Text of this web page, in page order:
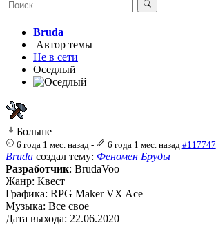
Bruda
Автор темы
Не в сети
Оседлый
Больше
6 года 1 мес. назад - 6 года 1 мес. назад #117747
Bruda создал тему: Феномен Бруды
Разработчик: BrudaVoo
Жанр: Квест
Графика: RPG Maker VX Ace
Музыка: Все свое
Дата выхода: 22.06.2020